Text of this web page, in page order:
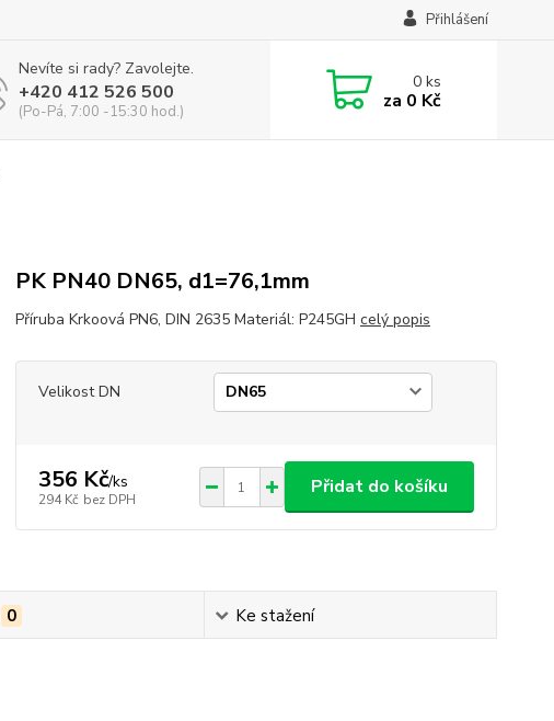
Přihlášení
Nevíte si rady? Zavolejte.
+420 412 526 500
(Po-Pá, 7:00 -15:30 hod.)
0ks
za 0 Kč
PK PN40 DN65, d1=76,1mm
Příruba Krkoová PN6, DIN 2635 Materiál: P245GH celý popis
Velikost DN
356 Kč/ks
294 Kč bez DPH
Přidat do košíku
0 Ke stažení